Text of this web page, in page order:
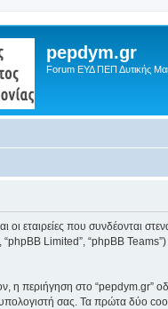
pepdym.gr
Forum ΕΥΔ ΠΕΠ Δυτικής
εταιρείες που συνδέονται
“phpBB Limited”, “phpBB
περιήγηση στο “pepdym.gr”
σας. Τα πρώτα δύο